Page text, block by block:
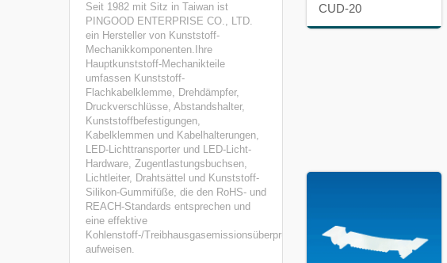
Seit 1982 mit Sitz in Taiwan ist
PINGOOD ENTERPRISE CO., LTD.
ein Hersteller von Kunststoff-
Mechanikkomponenten.Ihre
Hauptkunststoff-Mechanikteile
umfassen Kunststoff-
Flachkabelklemme, Drehdämpfer,
Druckverschlüsse, Abstandshalter,
Kunststoffbefestigungen,
Kabelklemmen und Kabelhalterungen,
LED-Lichttransporter und LED-Licht-
Hardware, Zugentlastungsbuchsen,
Lichtleiter, Drahtsättel und Kunststoff-
Silikon-Gummifüße, die den RoHS- und
REACH-Standards entsprechen und
eine effektive
Kohlenstoff-/Treibhausgasemissionsüberprüfung
aufweisen.
CUD-20